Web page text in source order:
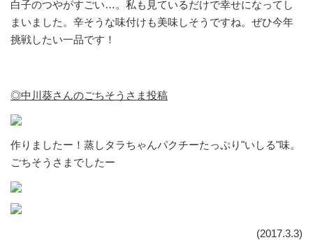
白子のつやがすごい…。私も見ているだけで幸せになってし
まいました。辛そうな味付けも美味しそうですね。ぜひ今年
挑戦したい一品です！
◎中川葵さんのごちそうさま投稿
作りましたー！蒸しタラちゃんパクチーたっぷり"いしる"味。
ごちそうさまでしたー
(2017.3.3)